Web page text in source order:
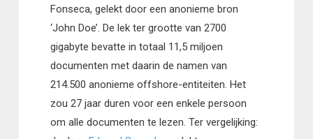
Fonseca, gelekt door een anonieme bron
‘John Doe’. De lek ter grootte van 2700
gigabyte bevatte in totaal 11,5 miljoen
documenten met daarin de namen van
214.500 anonieme offshore-entiteiten. Het
zou 27 jaar duren voor een enkele persoon
om alle documenten te lezen. Ter vergelijking: